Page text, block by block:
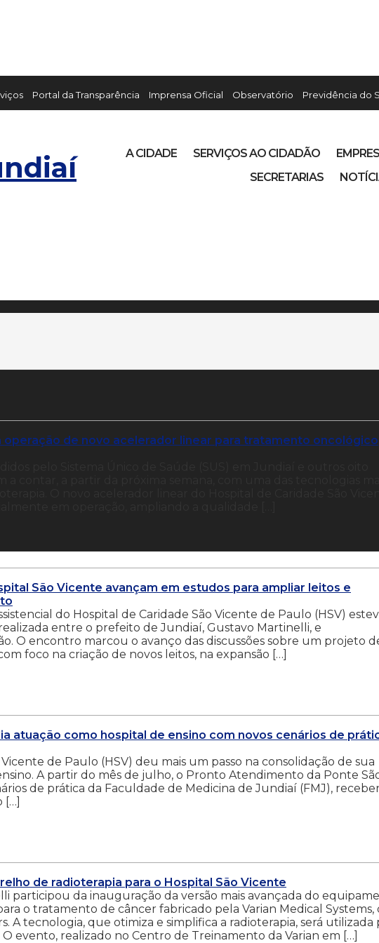
Portal da Transparência Imprensa Oficial Observatório Previdência do
A CIDADE SERVIÇOS AO CIDADÃO
SECRETARIAS
operação de novo acelerador linear para tratamento oncológico
São Vicente avançam em estudos para ampliar leitos e
do Hospital de Caridade São Vicente de Paulo (HSV)
entre o prefeito de Jundiaí, Gustavo Martinelli, e
O encontro marcou o avanço das discussões sobre um projeto
foco na criação de novos leitos, na expansão […]
atuação como hospital de ensino com novos cenários de
de Paulo (HSV) deu mais um passo na consolidação de sua
A partir do mês de julho, o Pronto Atendimento da Ponte
de prática da Faculdade de Medicina de Jundiaí (FMJ),
[…]
de radioterapia para o Hospital São Vicente
participou da inauguração da versão mais avançada do
o tratamento de câncer fabricado pela Varian Medical Systems,
A tecnologia, que otimiza e simplifica a radioterapia, será utilizada
evento, realizado no Centro de Treinamento da Varian em […]